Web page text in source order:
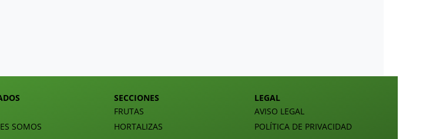
SOMOS
SECCIONES
FRUTAS
HORTALIZAS
LEGAL
AVISO LEGAL
POLÍTICA DE PRIVACIDAD